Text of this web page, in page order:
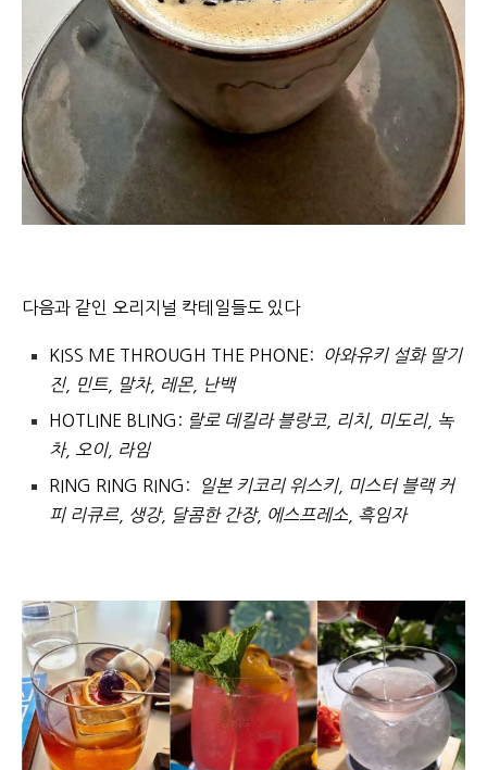
다음과 같인 오리지널 칵테일들도 있다
KISS ME THROUGH THE PHONE:
아와유키 설화 딸기
진, 민트, 말차, 레몬, 난백
HOTLINE BLING: 랄로 데킬라 블랑코, 리치, 미도리, 녹
차, 오이, 라임
RING RING RING:
일본 키코리 위스키, 미스터 블랙 커
피 리큐르, 생강, 달콤한 간장, 에스프레소, 흑임자